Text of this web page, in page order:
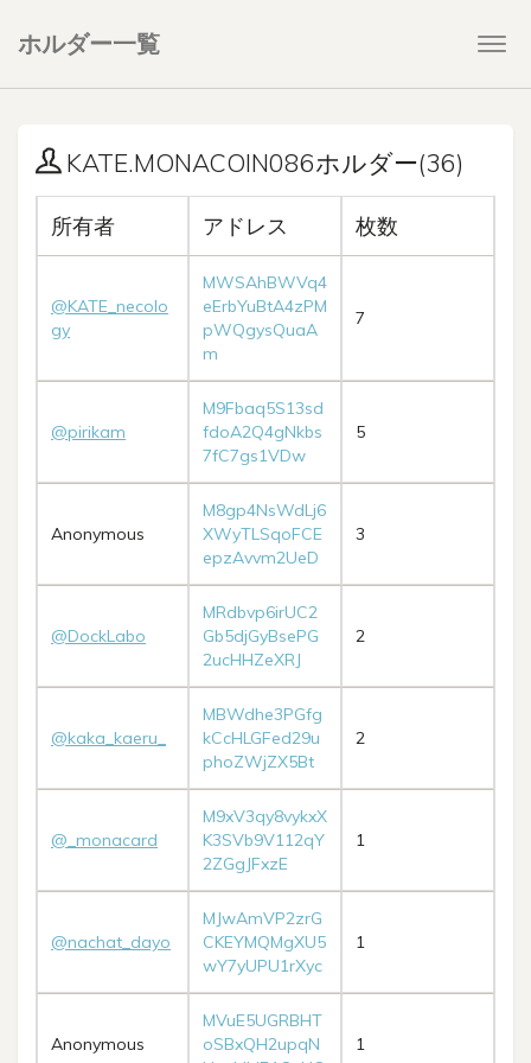
ホルダー一覧
KATE.MONACOIN086ホルダー(36)
所有者 アドレス 枚数
@KATE_necolo
gy
MWSAhBWVq4
eErbYuBtA4zPM
pWQgysQuaA
m
7
@pirikam
M9Fbaq5S13sd
fdoA2Q4gNkbs
7fC7gs1VDw
5
Anonymous
M8gp4NsWdLj6
XWyTLSqoFCE
epzAvvm2UeD
3
@DockLabo
MRdbvp6irUC2
Gb5djGyBsePG
2ucHHZeXRJ
2
@kaka_kaeru_
MBWdhe3PGfg
kCcHLGFed29u
phoZWjZX5Bt
2
@_monacard
M9xV3qy8vykxX
K3SVb9V112qY
2ZGgJFxzE
1
@nachat_dayo
MJwAmVP2zrG
CKEYMQMgXU5
wY7yUPU1rXyc
1
Anonymous
MVuE5UGRBHT
oSBxQH2upqN
1